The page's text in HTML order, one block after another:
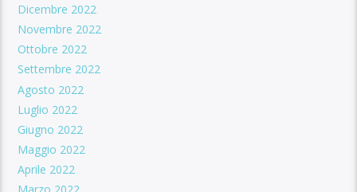
Dicembre 2022
Novembre 2022
Ottobre 2022
Settembre 2022
Agosto 2022
Luglio 2022
Giugno 2022
Maggio 2022
Aprile 2022